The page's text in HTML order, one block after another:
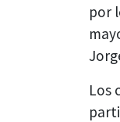
por
Los